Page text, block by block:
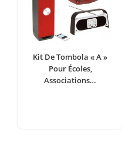
Kit De Tombola « A »
Pour Écoles,
Associations…